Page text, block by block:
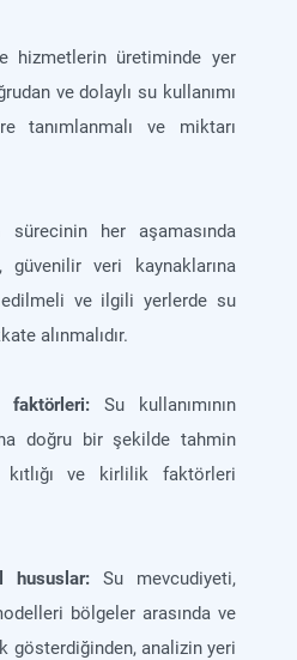
hizmetlerin üretiminde yer
ve dolaylı su kullanımı
tanımlanmalı ve miktarı
sürecinin her aşamasında
güvenilir veri kaynaklarına
ve ilgili yerlerde su
alınmalıdır.
faktörleri:Su kullanımının
doğru bir şekilde tahmin
ve kirlilik faktörleri
hususlar: Su mevcudiyeti,
bölgeler arasında ve
gösterdiğinden, analizin yeri